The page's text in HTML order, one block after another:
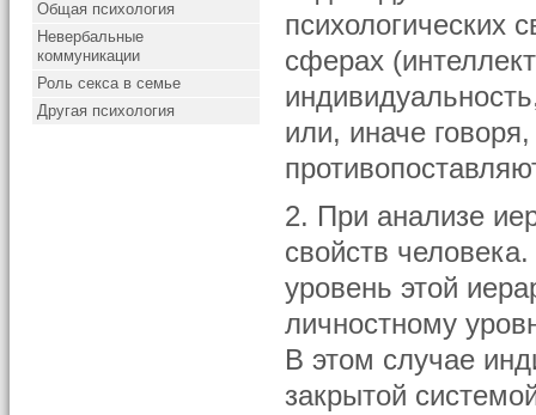
Общая психология
Невербальные
коммуникации
Роль секса в семье
Другая психология
психологических
сферах
или, иначе
2. При анализе
свойств
уровень этой
личностному
В этом случае
закрытой